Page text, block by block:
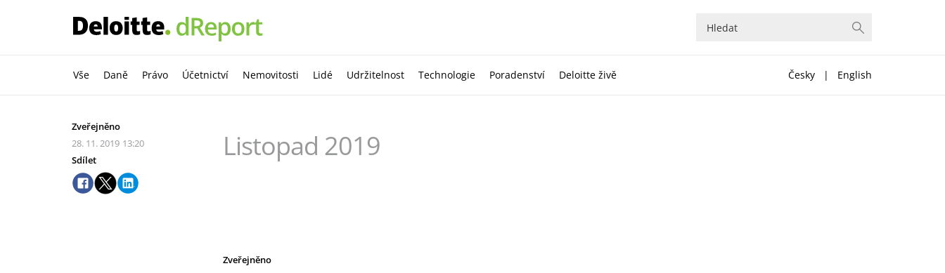
Vše Daně Právo Účetnictví Nemovitosti Lidé Udržitelnost Technologie Poradenství Deloitte živě Česky | English
Zveřejněno
28. 11. 2019 13:20
Sdílet
Listopad 2019
Zveřejněno